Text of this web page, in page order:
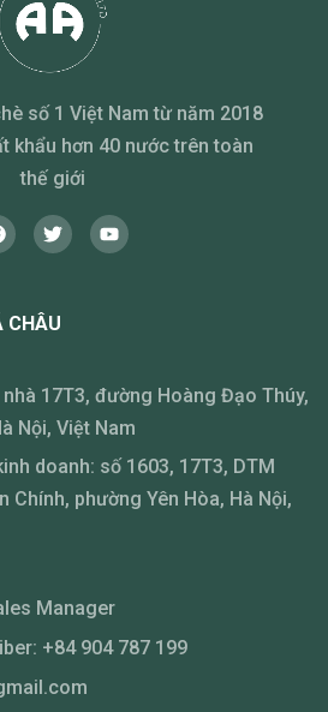
số 1 Việt Nam từ năm 2018
khẩu hơn 40 nước trên toàn
thế giới
CHÂU
17T3, đường Hoàng Đạo Thúy,
Nội, Việt Nam
doanh: số 1603, 17T3, DTM
Chính, phường Yên Hòa, Hà Nội,
Manager
+84 904 787 199